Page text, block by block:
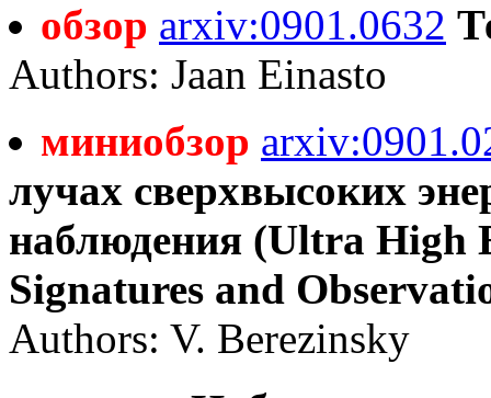
обзор arxiv:0901.0632
Authors: Jaan Einasto
миниобзор
лучах сверхвысоких
наблюдения (Ultra High
Signatures and
Authors: V. Berezinsky